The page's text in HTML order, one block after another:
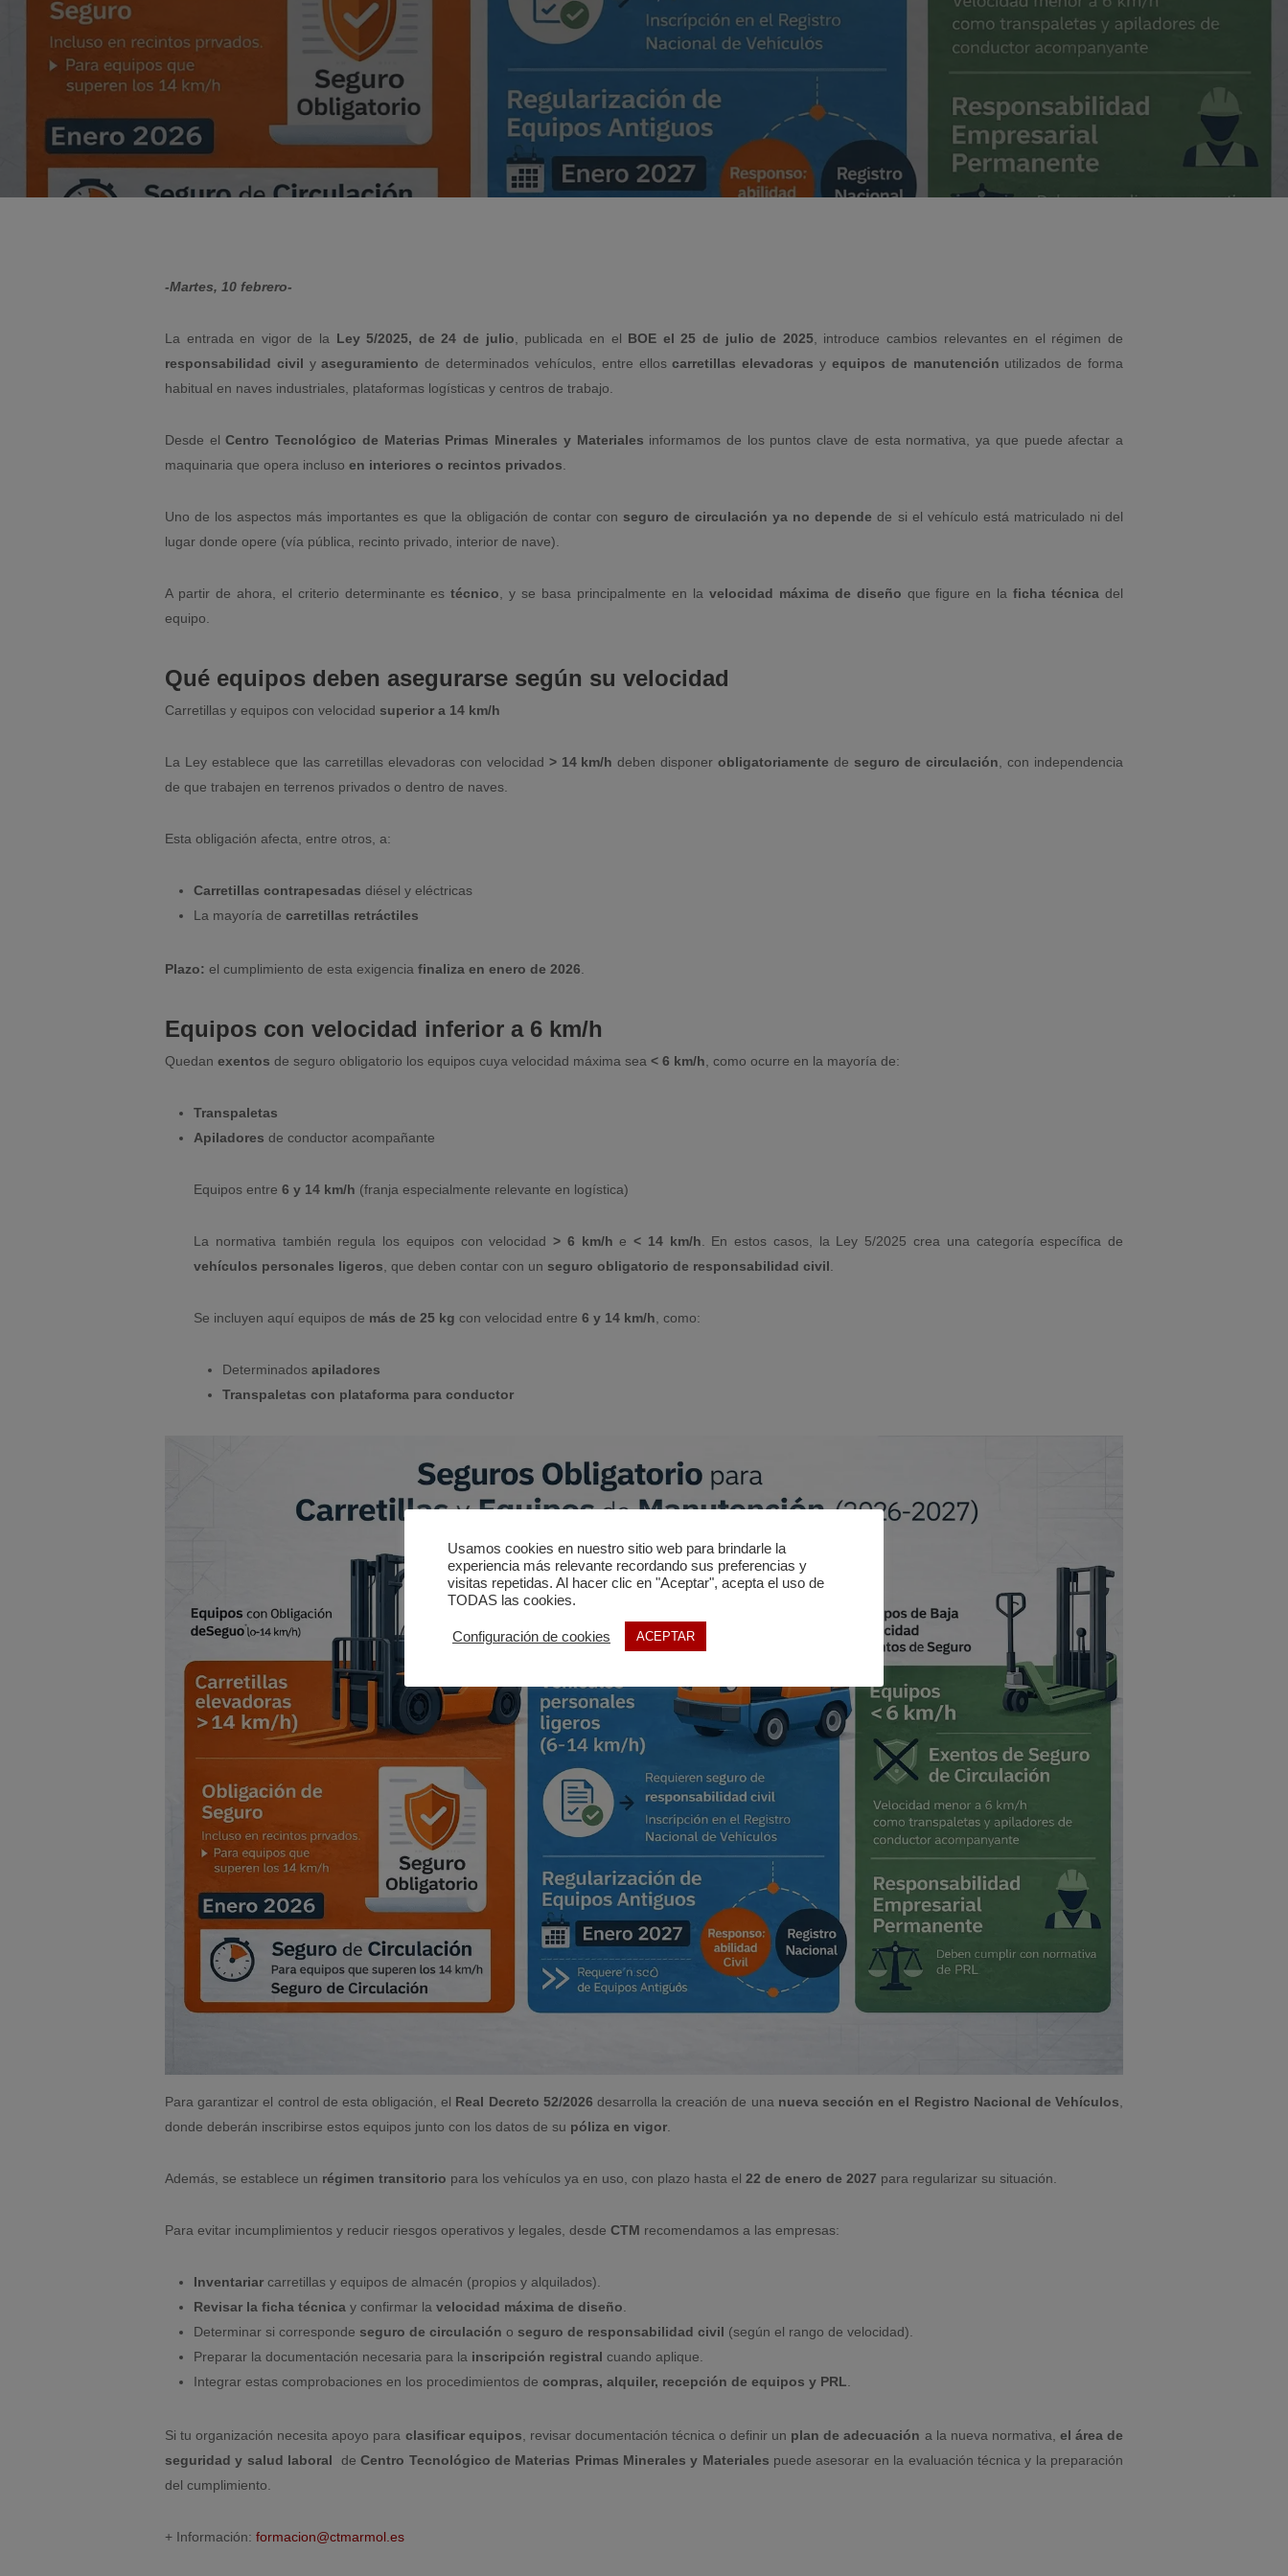
-Martes, 10 febrero-
La entrada en vigor de la Ley 5/2025, de 24 de julio , publicada en el BOE el 25 de julio de 2025, introduce cambios relevantes en el régimen de
responsabilidad civil yaseguramiento de determinados vehículos, entre elloscarretillas elevadoras y equipos de manutención utilizados de forma
habitual en naves industriales, plataformas logísticas y centros de trabajo.
Desde elCentro Tecnológico de Materias Primas Minerales y Materiales informamos de los puntos clave de esta normativa, ya que puede afectar a
maquinaria que opera incluso en interiores o recintos privados
Uno de los aspectos más importantes es que la obligación de contar con seguro de circulación ya no depende de si el vehículo está matriculado ni del
lugar donde opere (vía pública, recinto privado, interior de nave).
A partir de ahora, el criterio determinante estécnico , y se basa principalmente en la velocidad máxima de diseño que figure en laficha técnica del
equipo.
Qué equipos deben asegurarse según su velocidad
Carretillas y equipos con velocidad superior a 14 km/h
La Ley establece que las carretillas elevadoras con velocidad > 14 km/h deben disponerobligatoriamente de seguro de circulación , con independencia
de que trabajen en terrenos privados o dentro de naves.
Esta obligación afecta, entre otros, a:
Carretillas contrapesadas diésel y eléctricas
La mayoría de carretillas retráctiles
Plazo: el cumplimiento de esta exigencia finaliza en enero de 2026
Equipos con velocidad inferior a 6 km/h
Quedan exentos de seguro obligatorio los equipos cuya velocidad máxima sea < 6 km/h , como ocurre en la mayoría de:
Transpaletas
Apiladores de conductor acompañante
Equipos entre 6 y 14 km/h (franja especialmente relevante en logística)
La normativa también regula los equipos con velocidad> 6 km/h e< 14 km/h . En estos casos, la Ley 5/2025 crea una categoría específica de
vehículos personales ligeros , que deben contar con un seguro obligatorio de responsabilidad civil
Se incluyen aquí equipos de más de 25 kg con velocidad entre 6 y 14 km/h , como:
Determinados apiladores
Transpaletas con plataforma para conductor
Para garantizar el control de esta obligación, el Real Decreto 52/2026 desarrolla la creación de una nueva sección en el Registro Nacional de Vehículos
donde deberán inscribirse estos equipos junto con los datos de su póliza en vigor
Además, se establece un régimen transitorio para los vehículos ya en uso, con plazo hasta el 22 de enero de 2027 para regularizar su situación.
Para evitar incumplimientos y reducir riesgos operativos y legales, desde CTM recomendamos a las empresas:
Inventariar carretillas y equipos de almacén (propios y alquilados).
Revisar la ficha técnica y confirmar la velocidad máxima de diseño
Determinar si corresponde seguro de circulación o seguro de responsabilidad civil (según el rango de velocidad).
Preparar la documentación necesaria para la inscripción registral cuando aplique.
Integrar estas comprobaciones en los procedimientos de compras, alquiler, recepción de equipos y PRL
Si tu organización necesita apoyo para clasificar equipos , revisar documentación técnica o definir un plan de adecuación a la nueva normativa, el área de
seguridad y salud laboral deCentro Tecnológico de Materias Primas Minerales y Materiales puede asesorar en la evaluación técnica y la preparación
del cumplimiento.
+ Información: formacion@ctmarmol.es
Usamos cookies en nuestro sitio web para brindarle la
experiencia más relevante recordando sus preferencias y
visitas repetidas. Al hacer clic en "Aceptar", acepta el uso de
TODAS las cookies.
Configuración de cookies ACEPTAR